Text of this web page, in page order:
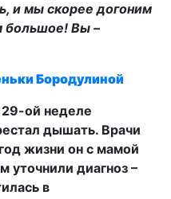
и мы скорее догоним
большое! Вы –
Бородулиной
29-ой неделе
дышать. Врачи
жизни он с мамой
уточнили диагноз –
в